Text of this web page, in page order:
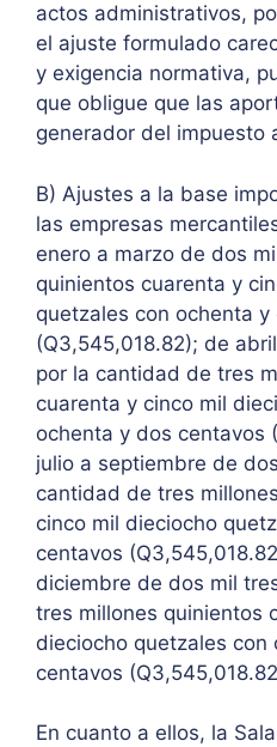
actos administrativos,
el ajuste formulado
y exigencia normativa,
que obligue que las
generador del impuesto
B) Ajustes a la base
las empresas
enero a marzo de dos
quinientos cuarenta y
quetzales con ochenta
(Q3,545,018.82); de
por la cantidad de tres
cuarenta y cinco mil
ochenta y dos centavos
julio a septiembre de
cantidad de tres
cinco mil dieciocho
centavos
diciembre de dos mil
tres millones quinientos
dieciocho quetzales con
centavos
En cuanto a ellos, la